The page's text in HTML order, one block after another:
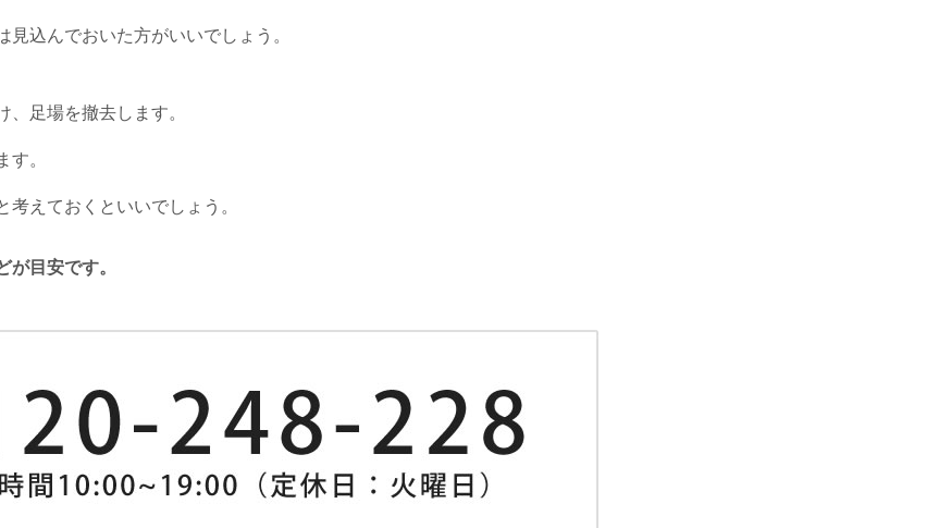
込んでおいた方がいいでしょう。
足場を撤去します。
。
えておくといいでしょう。
目安です。